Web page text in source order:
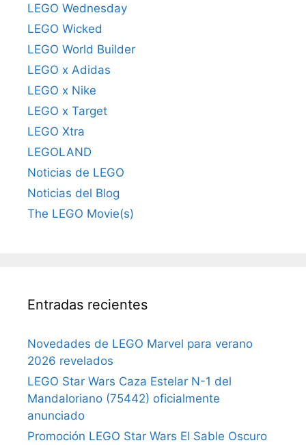
LEGO Wednesday
LEGO Wicked
LEGO World Builder
LEGO x Adidas
LEGO x Nike
LEGO x Target
LEGO Xtra
LEGOLAND
Noticias de LEGO
Noticias del Blog
The LEGO Movie(s)
Entradas recientes
Novedades de LEGO Marvel para verano
2026 revelados
LEGO Star Wars Caza Estelar N-1 del
Mandaloriano (75442) oficialmente
anunciado
Promoción LEGO Star Wars El Sable Oscuro